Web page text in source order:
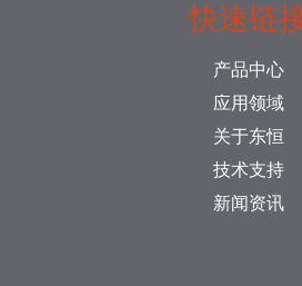
快速链
产品中心
应用领域
关于东恒
技术支持
新闻资讯